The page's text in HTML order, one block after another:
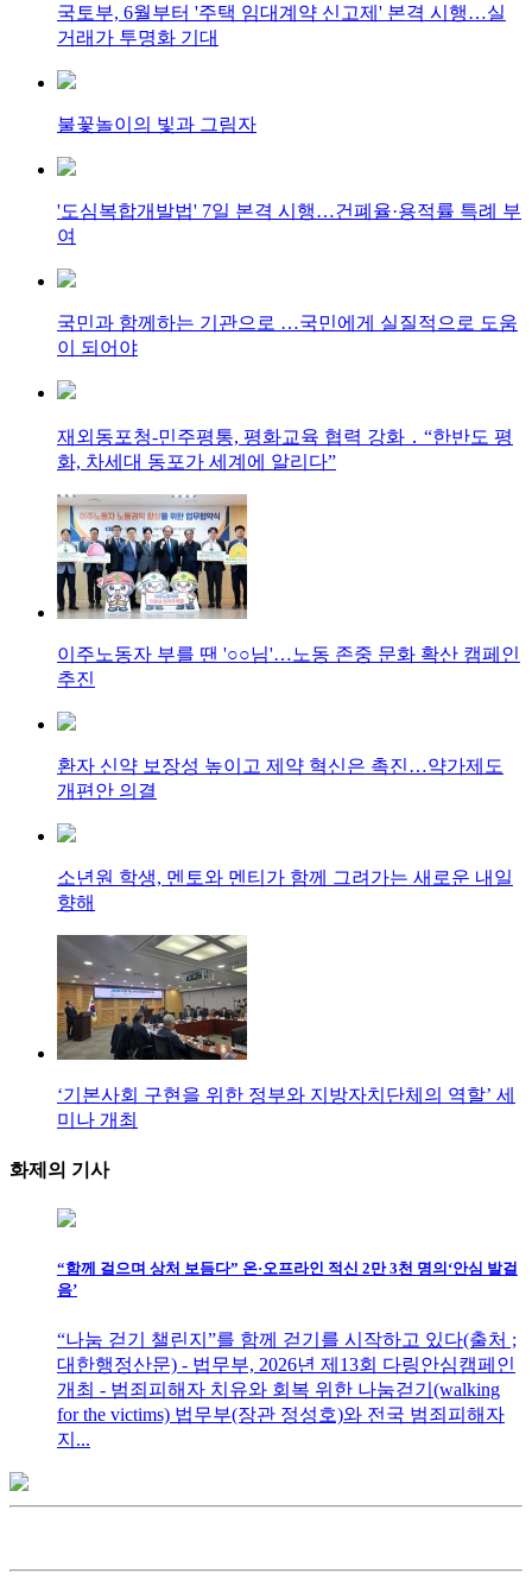
국토부, 6월부터 '주택 임대계약 신고제' 본격 시행…실
거래가 투명화 기대
불꽃놀이의 빛과 그림자
'도심복합개발법' 7일 본격 시행…건폐율·용적률 특례 부
여
국민과 함께하는 기관으로 …국민에게 실질적으로 도움
이 되어야
재외동포청-민주평통, 평화교육 협력 강화 ․ “한반도 평
화, 차세대 동포가 세계에 알리다”
이주노동자 부를 땐 '○○님'…노동 존중 문화 확산 캠페인
추진
환자 신약 보장성 높이고 제약 혁신은 촉진…약가제도
개편안 의결
소년원 학생, 멘토와 멘티가 함께 그려가는 새로운 내일
향해
‘기본사회 구현을 위한 정부와 지방자치단체의 역할’ 세
미나 개최
화제의 기사
“함께 걸으며 상처 보듬다” 온·오프라인 적신 2만 3천 명의‘안심 발걸
음’
“나눔 걷기 챌린지”를 함께 걷기를 시작하고 있다(출처 ;
대한행정산문) - 법무부, 2026년 제13회 다링안심캠페인
개최 - 범죄피해자 치유와 회복 위한 나눔걷기(walking
for the victims) 법무부(장관 정성호)와 전국 범죄피해자
지...